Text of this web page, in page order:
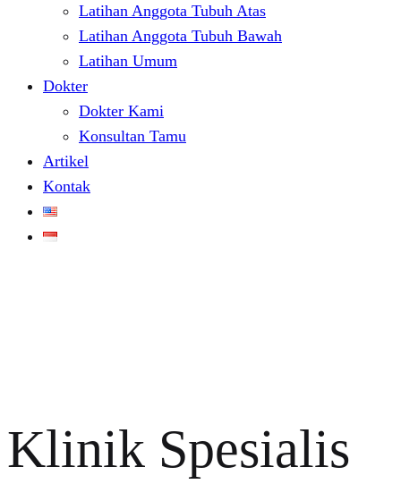
Latihan Anggota Tubuh Atas
Latihan Anggota Tubuh Bawah
Latihan Umum
Dokter
Dokter Kami
Konsultan Tamu
Artikel
Kontak
Klinik Spesialis